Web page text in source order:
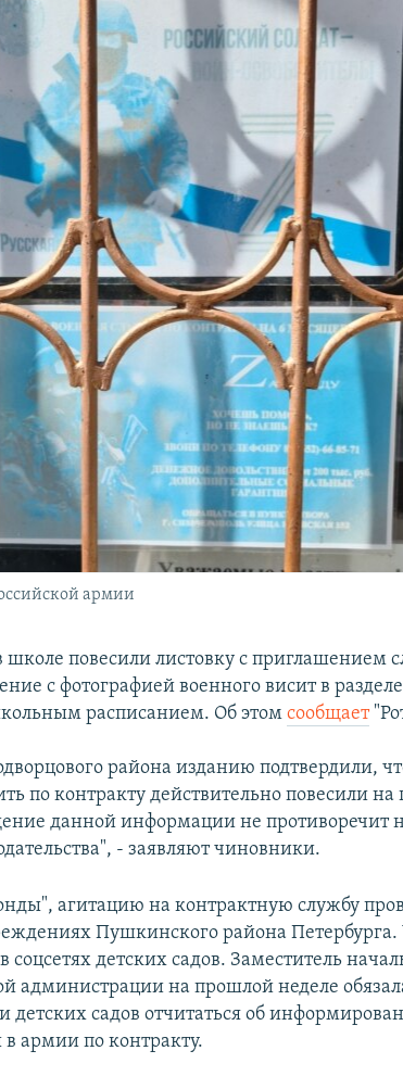
армии
школе повесили листовку с приглашением
с фотографией военного висит в
расписанием. Об этомсообщает
района изданию подтвердили,
по контракту действительно повесили на
данной информации не противоречит
- заявляют чиновники.
агитацию на контрактную службу
Пушкинского района Петербурга.
детских садов. Заместитель
администрации на прошлой неделе
детских садов отчитаться об
армии по контракту.